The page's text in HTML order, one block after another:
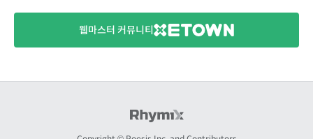
웹마스터 커뮤니티